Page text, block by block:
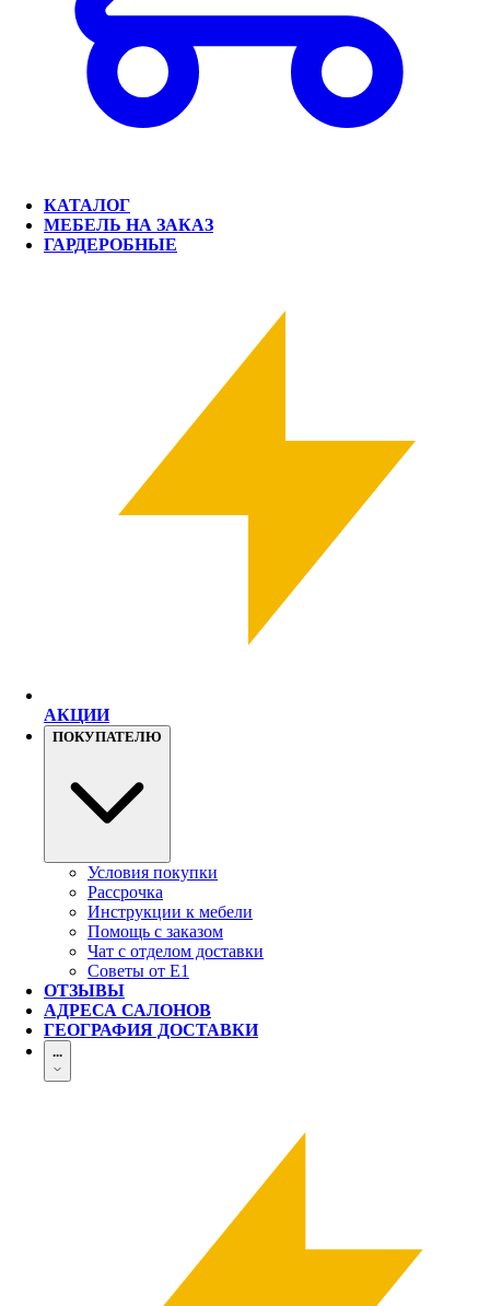
КАТАЛОГ
МЕБЕЛЬ НА ЗАКАЗ
ГАРДЕРОБНЫЕ
АКЦИИ
ПОКУПАТЕЛЮ
Условия покупки
Рассрочка
Инструкции к мебели
Помощь с заказом
Чат с отделом доставки
Советы от Е1
ОТЗЫВЫ
АДРЕСА САЛОНОВ
ГЕОГРАФИЯ ДОСТАВКИ
...